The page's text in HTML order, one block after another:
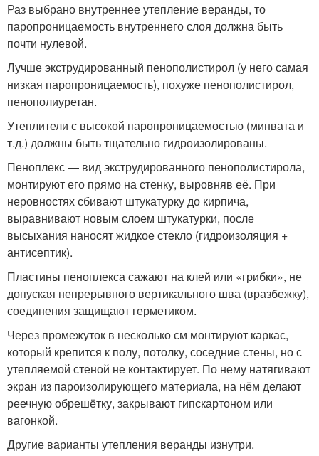
Раз выбрано внутреннее утепление веранды, то
паропроницаемость внутреннего слоя должна быть
почти нулевой.
Лучше экструдированный пенополистирол (у него самая
низкая паропроницаемость), похуже пенополистирол,
пенополиуретан.
Утеплители с высокой паропроницаемостью (минвата и
т.д.) должны быть тщательно гидроизолированы.
Пеноплекс — вид экструдированного пенополистирола,
монтируют его прямо на стенку, выровняв её. При
неровностях сбивают штукатурку до кирпича,
выравнивают новым слоем штукатурки, после
высыхания наносят жидкое стекло (гидроизоляция +
антисептик).
Пластины пеноплекса сажают на клей или «грибки», не
допуская непрерывного вертикального шва (вразбежку),
соединения защищают герметиком.
Через промежуток в несколько см монтируют каркас,
который крепится к полу, потолку, соседние стены, но с
утепляемой стеной не контактирует. По нему натягивают
экран из пароизолирующего материала, на нём делают
реечную обрешётку, закрывают гипскартоном или
вагонкой.
Другие варианты утепления веранды изнутри.